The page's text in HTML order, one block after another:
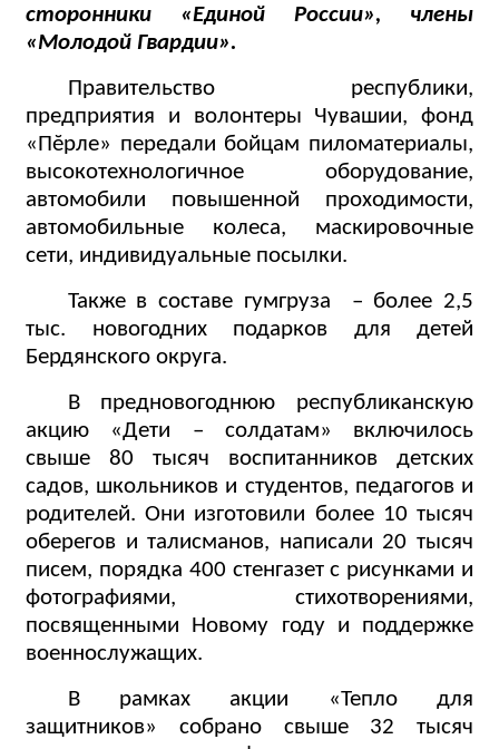
сторонники «Единой России», члены
«Молодой Гвардии».
Правительство республики,
предприятия и волонтеры Чувашии, фонд
«Пĕрле» передали бойцам пиломатериалы,
высокотехнологичное оборудование,
автомобили повышенной проходимости,
автомобильные колеса, маскировочные
сети, индивидуальные посылки.
Также в составе гумгруза
– более 2,5
тыс. новогодних подарков для детей
Бердянского округа.
В предновогоднюю республиканскую
акцию «Дети – солдатам» включилось
свыше 80 тысяч воспитанников детских
садов, школьников и студентов, педагогов и
родителей. Они изготовили более 10 тысяч
оберегов и талисманов, написали 20 тысяч
писем, порядка 400 стенгазет с рисунками и
фотографиями, стихотворениями,
посвященными Новому году и поддержке
военнослужащих.
В рамках акции «Тепло для
защитников» собрано свыше 32 тысяч